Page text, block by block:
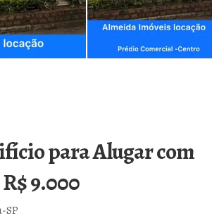
para Alugar com
9.000
SP